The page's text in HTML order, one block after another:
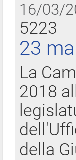
16/03/
5223
23
La
2018
della